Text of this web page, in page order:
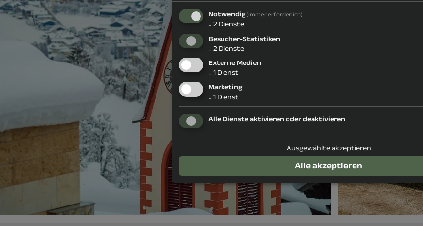
Notwendig (immer erforderlich)
↓ 2 Dienste
Besucher-Statistiken
↓ 2 Dienste
Externe Medien
↓ 1 Dienst
Marketing
↓ 1 Dienst
Alle Dienste aktivieren oder deaktivieren
Ausgewählte akzeptieren
Alle akzeptieren